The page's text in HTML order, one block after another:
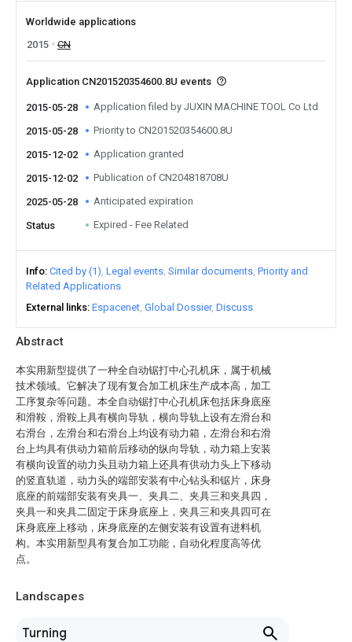
Abstract
本实用新型提供了一种全自动锯打中心孔机床，属于机械
技术领域。它解决了现有复合加工机床生产成本高，加工
工序复杂等问题。本全自动锯打中心孔机床包括床身底座
和滑鞍，滑鞍上具有横向导轨，横向导轨上设有左滑台和
右滑台，左滑台和右滑台上均设有动力箱，左滑台和右滑
台上均具有供动力箱前后移动的纵向导轨，动力箱上安装
有横向设置的动力头且动力箱上还具有供动力头上下移动
的竖直轨道，动力头的端部安装有中心钻头和锯片，床身
底座的前端部安装有夹具一、夹具二、夹具三和夹具四，
夹具一和夹具二固定于床身底座上，夹具三和夹具四可在
床身底座上移动，床身底座的左侧安装有设置有进料机
构。本实用新型具有复合加工功能，自动化程度高等优
点。
Landscapes
Turning
Worldwide applications
2015
CN
Application CN201520354600.8U events
2015-05-28 Application filed by JUXIN MACHINE TOOL Co Ltd
2015-05-28 Priority to CN201520354600.8U
2015-12-02 Application granted
2015-12-02 Publication of CN204818708U
2025-05-28 Anticipated expiration
Status Expired - Fee Related
Info Cited by (1) Legal events Similar documents Priority and
Related Applications
External links Espacenet Global Dossier Discuss